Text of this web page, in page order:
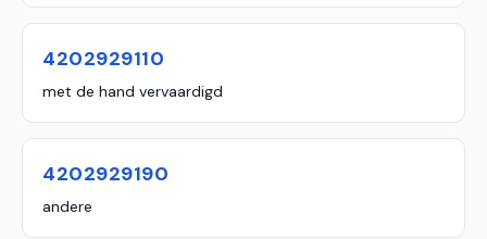
4202929110
met de hand vervaardigd
4202929190
andere